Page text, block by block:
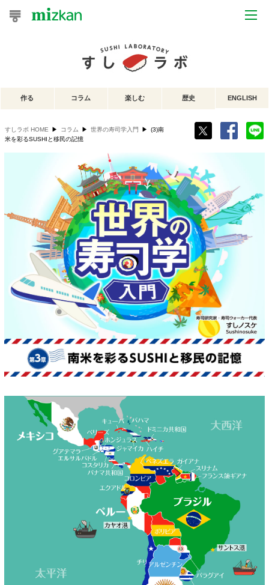
レシピカテゴリ一覧
商品からレシピを探す
レシピ名特集
商品情報
商品カテゴリ
酢 調味酢
お酢ドリンク ぽん酢
みりん風・料理酒
つゆ たれ
レモン果汁
新商品一覧
キャンペーン情報
ブランド・スペシャルサイト
ブランド・スペシャルサイト トップ
商品ブランドサイト
Fibee（ファイビー）
くらしプラ酢
つゆ
企業情報
国内事業概要
ミツカングループについて
企業理念
環境への取り組み
ニュースリリース
作る コラム 楽しむ 歴史 ENGLISH
すしラボ HOME ▶ コラム ▶ 世界の寿司学入門 ▶
(3)南
⽶を彩るSUSHIと移⺠の記憶